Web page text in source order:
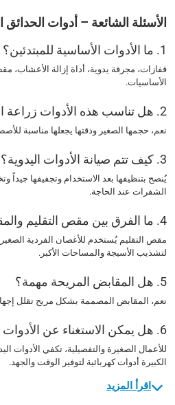
الأسئلة الشائعة – أدوات الحدائق
1. ما الأدوات الأساسية للمبتدئين؟
قفازات، مجرفة يدوية، أداة إزالة
الأساسيات.
2. هل تناسب هذه الأدوات زراعة الشرفات؟
نعم، حجمها الصغير ودقتها يجعلها مناسبة
3. كيف تتم صيانة الأدوات اليدوية؟
يُنصح بتنظيفها بعد الاستخدام وتجفيفها
الشفرات عند الحاجة.
4. ما الفرق بين مقص التقليم والمقص الطويل؟
مقص التقليم يُستخدم للأغصان الفردية
لتشذيب الأسيجة والمساحات الأكبر.
5. هل المقابض المريحة مهمة؟
نعم، المقابض المصممة بشكل مريح تقلل إجهاد
6. هل يمكن الاستغناء عن الأدوات الكهربائية؟
للأعمال الصغيرة والتفصيلية، تكفي الأدوات
الكبيرة أدوات كهربائية لتوفير الوقت والجهد.
اقرأ المزيد